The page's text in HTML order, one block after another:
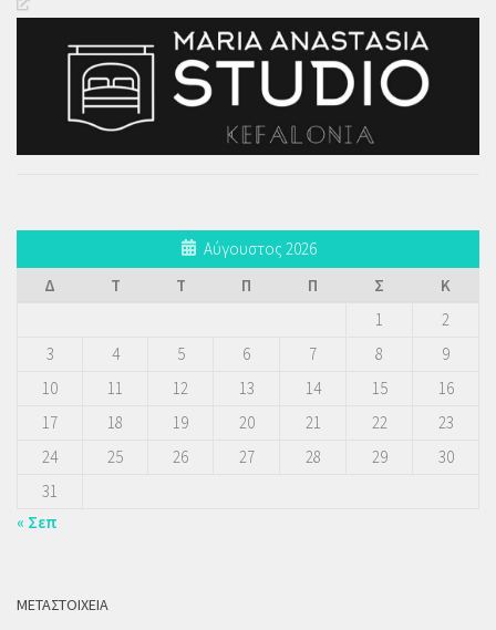
Αύγουστος 2026
Δ
Τ Τ Π Π Σ
Κ
1
2
3
4 5 6 7 8
9
10
11 12 13 14 15
16
17
18 19 20 21 22
23
24
25 26 27 28 29
30
31
« Σεπ
ΜΕΤΑΣΤΟΙΧΕΊΑ